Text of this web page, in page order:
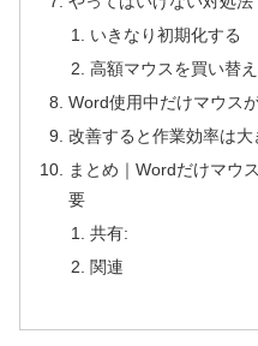
いきなり初期化する
高額マウスを買い替
Word使用中だけマウス
改善すると作業効率は大
まとめ｜Wordだけマウ
要
共有:
関連